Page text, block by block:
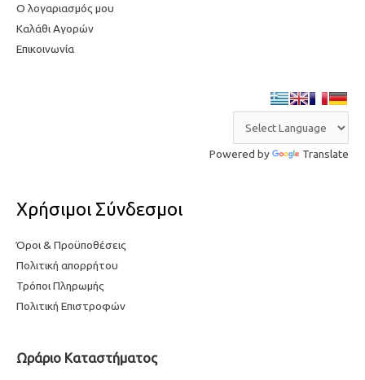
Ο λογαριασμός μου
Καλάθι Αγορών
Επικοινωνία
Powered by Translate
Χρήσιμοι Σύνδεσμοι
Όροι & Προϋποθέσεις
Πολιτική απορρήτου
Τρόποι Πληρωμής
Πολιτική Επιστροφών
Ωράριο Καταστήματος